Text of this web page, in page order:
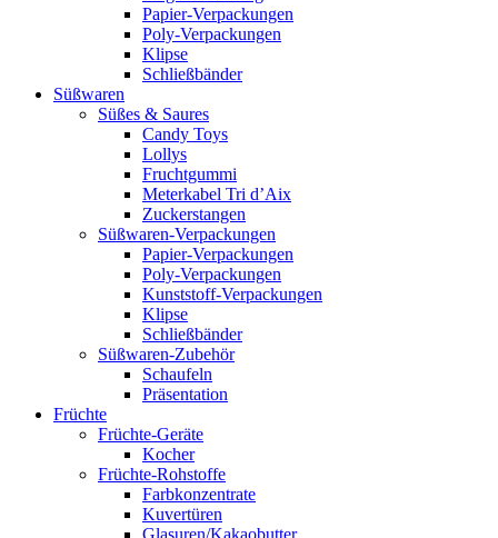
Papier-Verpackungen
Poly-Verpackungen
Klipse
Schließbänder
Süßwaren
Süßes & Saures
Candy Toys
Lollys
Fruchtgummi
Meterkabel Tri d’Aix
Zuckerstangen
Süßwaren-Verpackungen
Papier-Verpackungen
Poly-Verpackungen
Kunststoff-Verpackungen
Klipse
Schließbänder
Süßwaren-Zubehör
Schaufeln
Präsentation
Früchte
Früchte-Geräte
Kocher
Früchte-Rohstoffe
Farbkonzentrate
Kuvertüren
Glasuren/Kakaobutter